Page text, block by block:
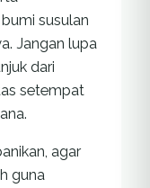
susulan
Jangan lupa
dari
setempat
agar
guna